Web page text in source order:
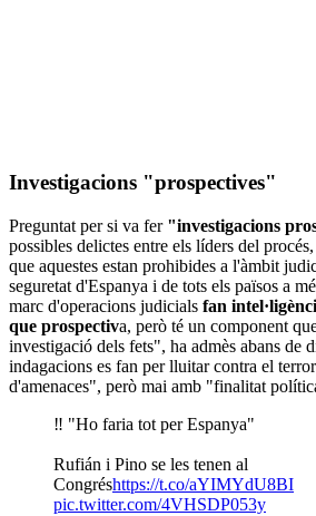
Investigacions "prospectives"
Preguntat per si va fer "investigacions
possibles delictes entre els líders del
que aquestes estan prohibides a l'àmbit
seguretat d'Espanya i de tots els països a
marc d'operacions judicials fan
que prospectiva, però té un component
investigació dels fets", ha admès abans de
indagacions es fan per lluitar contra el
d'amenaces", però mai amb "finalitat
‼️ "Ho faria tot per Espanya"
Rufián i Pino se les tenen al
Congréshttps://t.co/aYIMYdU8BI
pic.twitter.com/4VHSDP053y